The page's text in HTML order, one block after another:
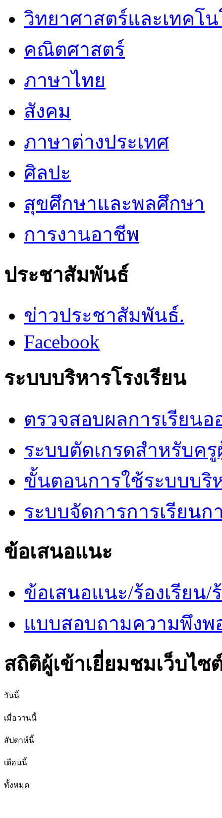
วิทยาศาสตร์และเทคโ
คณิตศาสตร์
ภาษาไทย
สังคม
ภาษาต่างประเทศ
ศิลปะ
สุขศึกษาและพลศึกษา
การงานอาชีพ
ประชาสัมพันธ์
ข่าวประชาสัมพันธ์.
Facebook
ระบบบริหารโรงเรียน
ตรวจสอบผลการเรียน
ระบบตัดเกรดสำหรับค
ขั้นตอนการใช้ระบบบริ
ระบบจัดการการเรียน
ข้อเสนอแนะ
ข้อเสนอแนะ/ร้องเรียน/
แบบสอบถามความพึงพ
สถิติผู้เข้าเยี่ยมชมเว็บไซ
วันนี้
เมื่อวานนี้
สัปดาห์นี้
เดือนนี้
ทั้งหมด